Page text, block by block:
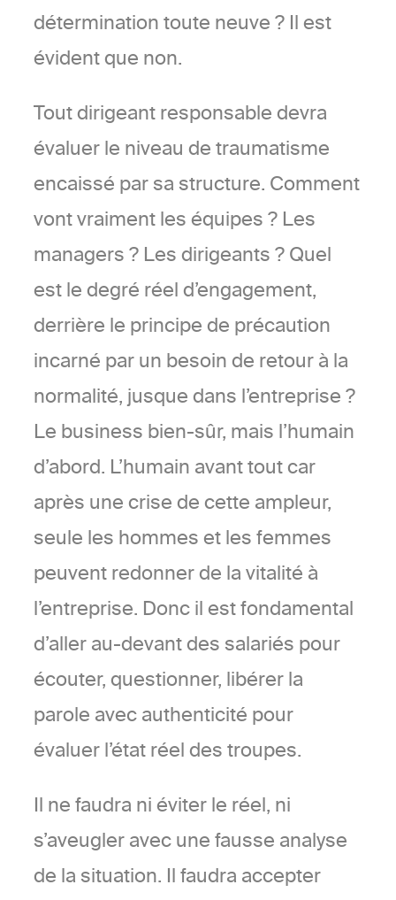
détermination toute neuve ? Il est
évident que non.
Tout dirigeant responsable devra
évaluer le niveau de traumatisme
encaissé par sa structure. Comment
vont vraiment les équipes ? Les
managers ? Les dirigeants ? Quel
est le degré réel d’engagement,
derrière le principe de précaution
incarné par un besoin de retour à la
normalité, jusque dans l’entreprise ?
Le business bien-sûr, mais l’humain
d’abord. L’humain avant tout car
après une crise de cette ampleur,
seule les hommes et les femmes
peuvent redonner de la vitalité à
l’entreprise. Donc il est fondamental
d’aller au-devant des salariés pour
écouter, questionner, libérer la
parole avec authenticité pour
évaluer l’état réel des troupes.
Il ne faudra ni éviter le réel, ni
s’aveugler avec une fausse analyse
de la situation. Il faudra accepter